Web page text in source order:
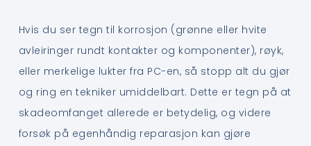
Hvis du ser tegn til korrosjon (grønne eller hvite
avleiringer rundt kontakter og komponenter), røyk,
eller merkelige lukter fra PC-en, så stopp alt du gjør
og ring en tekniker umiddelbart. Dette er tegn på at
skadeomfanget allerede er betydelig, og videre
forsøk på egenhåndig reparasjon kan gjøre